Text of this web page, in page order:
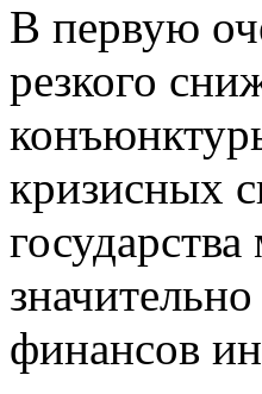
В первую
резкого
кризисных
финансов